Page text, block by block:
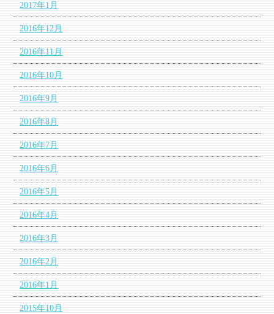
2017年1月
2016年12月
2016年11月
2016年10月
2016年9月
2016年8月
2016年7月
2016年6月
2016年5月
2016年4月
2016年3月
2016年2月
2016年1月
2015年10月